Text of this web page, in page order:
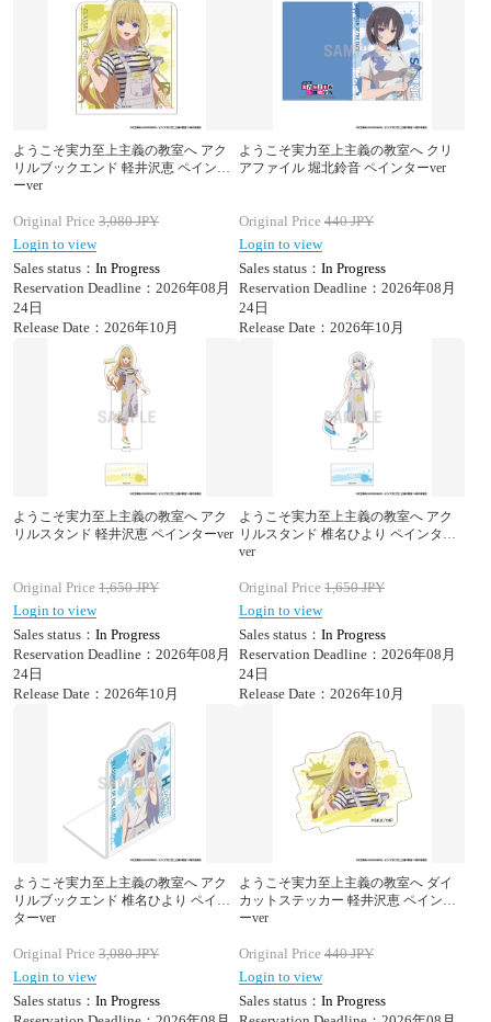
ようこそ実力至上主義の教室へ アク
リルブックエンド 軽井沢恵 ペインタ
ーver
Original Price 3,080JPY
Login to view
Sales status： In Progress
Reservation Deadline：2026年08月
24日
Release Date：2026年10月
ようこそ実力至上主義の教室へ クリ
アファイル 堀北鈴音 ペインターver
Original Price 440JPY
Login to view
Sales status： In Progress
Reservation Deadline：2026年08月
24日
Release Date：2026年10月
ようこそ実力至上主義の教室へ アク
リルスタンド 軽井沢恵 ペインターver
Original Price 1,650JPY
Login to view
Sales status： In Progress
Reservation Deadline：2026年08月
24日
Release Date：2026年10月
ようこそ実力至上主義の教室へ アク
リルスタンド 椎名ひより ペインター
ver
Original Price 1,650JPY
Login to view
Sales status： In Progress
Reservation Deadline：2026年08月
24日
Release Date：2026年10月
ようこそ実力至上主義の教室へ アク
リルブックエンド 椎名ひより ペイン
ターver
Original Price 3,080JPY
Login to view
Sales status： In Progress
ようこそ実力至上主義の教室へ ダイ
カットステッカー 軽井沢恵 ペインタ
ーver
Original Price 440JPY
Login to view
Sales status： In Progress